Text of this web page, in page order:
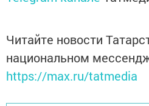
Читайте новости
национальном
https://max.ru/tatmedia